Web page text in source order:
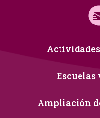
Escuelas
Ampliación